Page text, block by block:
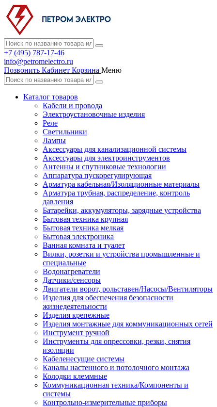
+7 (495) 787-17-46
info@petromelectro.ru
Позвонить Кабинет Корзина Меню
Каталог товаров
Кабели и провода
Электроустановочные изделия
Реле
Светильники
Лампы
Аксессуары для канализационной системы
Аксессуары для электроинструментов
Антенны и спутниковые технологии
Аппаратура пускорегулирующая
Арматура кабельная/Изоляционные материалы
Арматура трубная, распределение, контроль
давления
Батарейки, аккумуляторы, зарядные устройства
Бытовая техника крупная
Бытовая техника мелкая
Бытовая электроника
Ванная комната и туалет
Вилки, розетки и устройства промышленные и
специальные
Водонагреватели
Датчики/сенсоры
Двигатели ворот, рольставен/Насосы/Вентиляторы
Изделия для обеспечения безопасности
жизнедеятельности
Изделия крепежные
Изделия монтажные для коммуникационных сетей
Инструмент ручной
Инструменты для опрессовки, резки, снятия
изоляции
Кабеленесущие системы
Каналы настенного и потолочного монтажа
Колодки клеммные
Коммуникационная техника/Компоненты и
системы
Контрольно-измерительные приборы